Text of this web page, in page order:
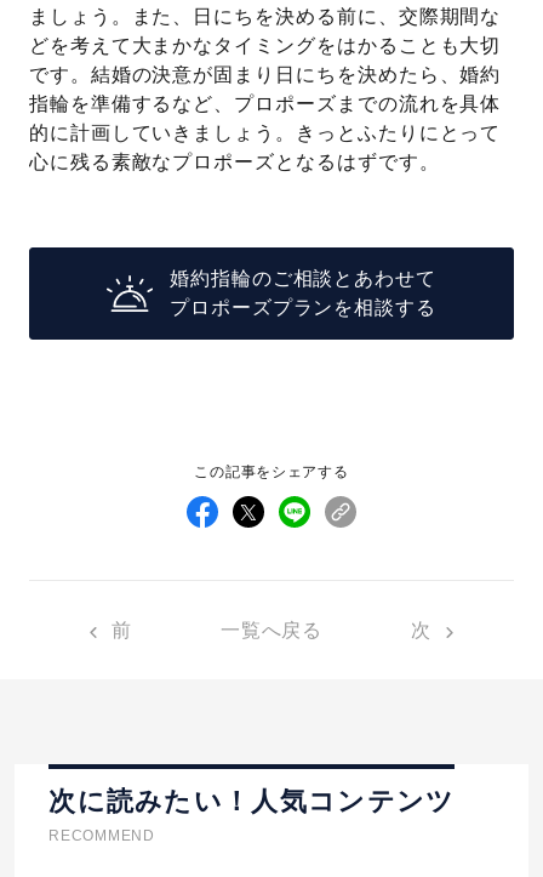
ましょう。また、日にちを決める前に、交際期間な
どを考えて大まかなタイミングをはかることも大切
です。結婚の決意が固まり日にちを決めたら、婚約
指輪を準備するなど、プロポーズまでの流れを具体
的に計画していきましょう。きっとふたりにとって
心に残る素敵なプロポーズとなるはずです。
婚約指輪のご相談とあわせて
プロポーズプランを相談する
この記事をシェアする
前 一覧へ戻る 次
次に読みたい！人気コンテンツ
RECOMMEND